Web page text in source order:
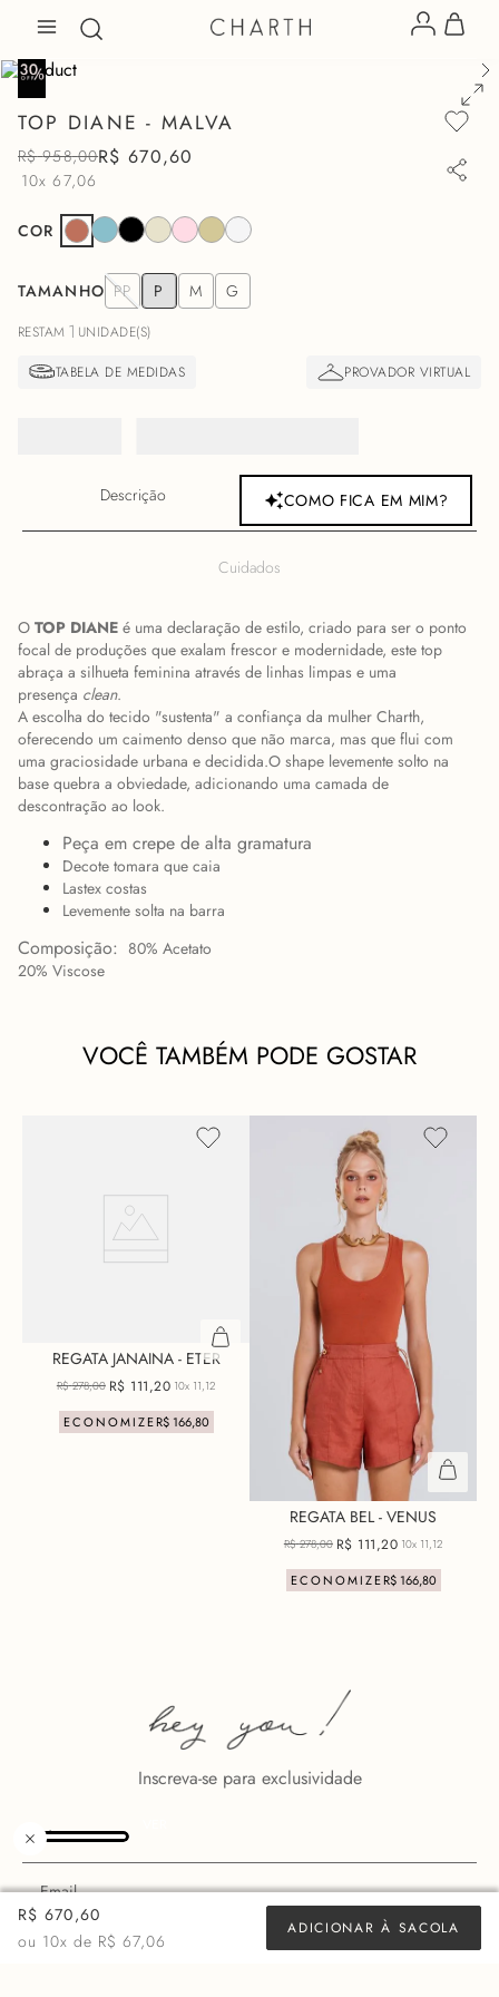
TOP DIANE - MALVA
R$ 958,00R$ 670,60
10x67,06
COR
TAMANHO PP P M G
RESTAM 1 UNIDADE(S)
Descrição COMO FICA EM MIM?
Cuidados
O TOP DIANE é uma declaração de estilo, criado para ser o ponto
focal de produções que exalam frescor e modernidade, este top
abraça a silhueta feminina através de linhas limpas e uma
presença clean.
A escolha do tecido "sustenta" a confiança da mulher Charth,
oferecendo um caimento denso que não marca, mas que flui com
uma graciosidade urbana e decidida.O shape levemente solto na
base quebra a obviedade, adicionando uma camada de
descontração ao look.
Peça em crepe de alta gramatura
Decote tomara que caia
Lastex costas
Levemente solta na barra
Composição: 80% Acetato
20% Viscose
VOCÊ TAMBÉM PODE GOSTAR
REGATA JANAINA - ETER
R$ 278,00 R$ 111,20 10x 11,12
ECONOMIZER$ 166,80
REGATA BEL - VENUS
R$ 278,00 R$ 111,20 10x 11,12
ECONOMIZER$ 166,80
Inscreva-se para exclusividade
R$ 670,60
ou 10x de R$ 67,06
ADICIONAR À SACOLA